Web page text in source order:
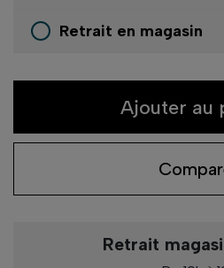
Retrait en magasin
Ajouter au
Retrait